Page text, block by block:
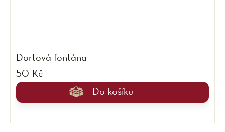
Dortová fontána
50 Kč
Do košíku